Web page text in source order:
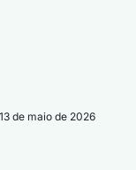
de maio de 2026